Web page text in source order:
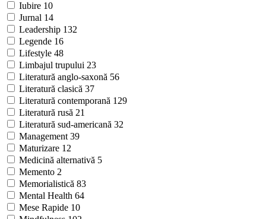
Iubire 10
Jurnal 14
Leadership 132
Legende 16
Lifestyle 48
Limbajul trupului 23
Literatură anglo-saxonă 56
Literatură clasică 37
Literatură contemporană 129
Literatură rusă 21
Literatură sud-americană 32
Management 39
Maturizare 12
Medicină alternativă 5
Memento 2
Memorialistică 83
Mental Health 64
Mese Rapide 10